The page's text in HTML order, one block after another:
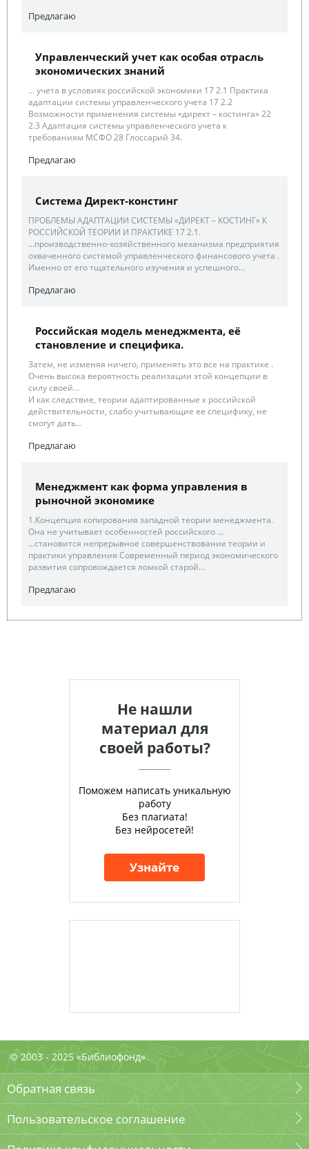
Предлагаю
Управленческий учет как особая отрасль
экономических знаний
... учета в условиях российской экономики 17 2.1 Практика
адаптации системы управленческого учета 17 2.2
Возможности применения системы «директ – костинга» 22
2.3 Адаптация системы управленческого учета к
требованиям МСФО 28 Глоссарий 34.
Предлагаю
Система Директ-констинг
ПРОБЛЕМЫ АДАПТАЦИИ СИСТЕМЫ «ДИРЕКТ – КОСТИНГ» К
РОССИЙСКОЙ ТЕОРИИ И ПРАКТИКЕ 17 2.1.
...производственно-хозяйственного механизма предприятия
охваченного системой управленческого финансового учета .
Именно от его тщательного изучения и успешного...
Предлагаю
Российская модель менеджмента, её
становление и специфика.
Затем, не изменяя ничего, применять это все на практике .
Очень высока вероятность реализации этой концепции в
силу своей...
И как следствие, теории адаптированные к российской
действительности, слабо учитывающие ее специфику, не
смогут дать...
Предлагаю
Менеджмент как форма управления в
рыночной экономике
1.Концепция копирования западной теории менеджмента.
Она не учитывает особенностей российского ...
...становится непрерывное совершенствование теории и
практики управления Современный период экономического
развития сопровождается ломкой старой...
Предлагаю
Не нашли
материал для
своей работы?
Поможем написать уникальную
работу
Без плагиата!
Без нейросетей!
Узнайте
© 2003 - 2025 «Библиофонд»
Обратная связь
Пользовательское соглашение